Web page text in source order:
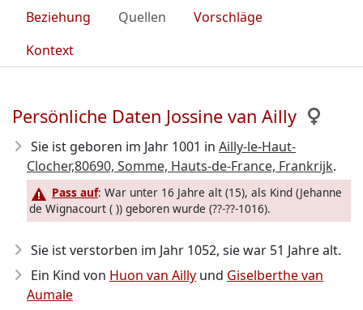
Beziehung
Quellen
Vorschläge
Kontext
Persönliche Daten Jossine van Ailly
Sie ist geboren im Jahr 1001 in Ailly-le-Haut-
Clocher,80690, Somme, Hauts-de-France, Frankrijk.
Pass auf: War unter 16 Jahre alt (15), als Kind (Jehanne
de Wignacourt ( )) geboren wurde (??-??-1016).
Sie ist verstorben im Jahr 1052, sie war 51 Jahre alt.
Ein Kind von Huon van Ailly und Giselberthe van
Aumale